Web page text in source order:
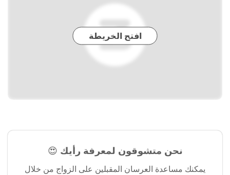
افتح الخريطة
نحن متشوقون لمعرفة رأيك 😍
يمكنك مساعدة العرسان المقبلين على الزواج من خلال